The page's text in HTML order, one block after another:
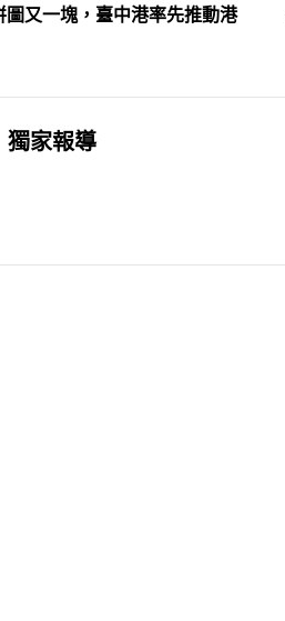
圖又一塊，臺中港率先推動港
獨家報導